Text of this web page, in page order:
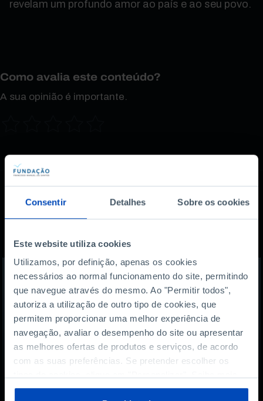
Consentir Detalhes Sobre os cookies
Este website utiliza cookies
Utilizamos, por definição, apenas os cookies
necessários ao normal funcionamento do site, permitindo
que navegue através do mesmo. Ao "Permitir todos",
autoriza a utilização de outro tipo de cookies, que
permitem proporcionar uma melhor experiência de
navegação, avaliar o desempenho do site ou apresentar
as melhores ofertas de produtos e serviços, de acordo
com as suas preferências. Se pretender escolher os
sobre cookies através da gestão de preferências ou da
revelam um profundo amor ao país e ao seu povo.
Como avalia este conteúdo?
A sua opinião é importante.
Também lhe pode
interessar